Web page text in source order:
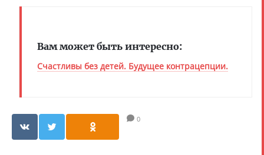
Вам может быть интересно:
Счастливы без детей. Будущее контрацепции.
0